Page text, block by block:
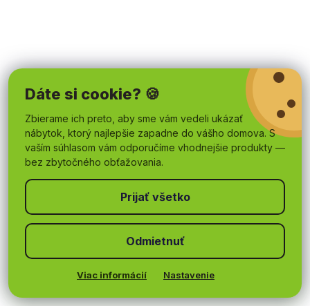
Dáte si cookie? 🍪
Zbierame ich preto, aby sme vám vedeli ukázať
nábytok, ktorý najlepšie zapadne do vášho domova. S
vaším súhlasom vám odporučíme vhodnejšie produkty —
bez zbytočného obťažovania.
Viac informácií Nastavenie
Odmietnuť